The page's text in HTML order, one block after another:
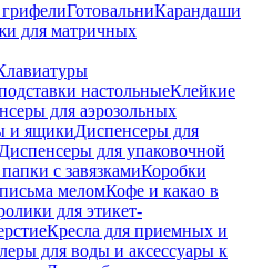
ГотовальниКарандаши
для матричных
настольныеКлейкие
для аэрозольных
и ящикиДиспенсеры для
Диспенсеры для упаковочной
с завязкамиКоробки
меломКофе и какао в
для этикет-
Кресла для приемных и
для воды и аксессуары к